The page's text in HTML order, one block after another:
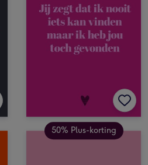
50% Plus-korting